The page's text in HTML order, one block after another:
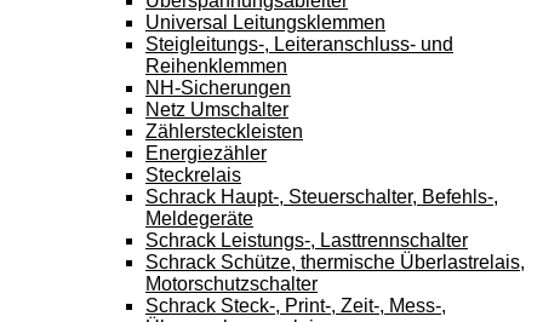
Universal Leitungsklemmen
Steigleitungs-, Leiteranschluss- und
Reihenklemmen
NH-Sicherungen
Netz Umschalter
Zählersteckleisten
Energiezähler
Steckrelais
Schrack Haupt-, Steuerschalter, Befehls-,
Meldegeräte
Schrack Leistungs-, Lasttrennschalter
Schrack Schütze, thermische Überlastrelais,
Motorschutzschalter
Schrack Steck-, Print-, Zeit-, Mess-,